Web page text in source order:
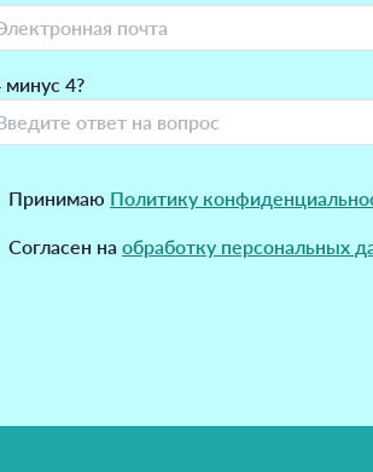
минус 4?
Принимаю Политику
Согласен на обработку персональных